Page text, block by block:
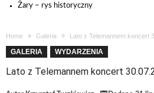
Żary – rys historyczny
Home Galeria Lato z Telemannem koncert
GALERIA WYDARZENIA
Lato z Telemannem koncert